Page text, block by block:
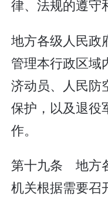
律、法规的遵守
地方各级人民政
管理本行政区域
济动员、人民防
保护，以及退役
作。
第十九条 地方
机关根据需要召